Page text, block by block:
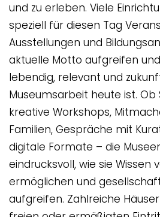
und zu erleben. Viele
speziell für diesen Tag
Ausstellungen und
aktuelle Motto aufgreifen
lebendig, relevant und
Museumsarbeit heute ist.
kreative Workshops,
Familien, Gespräche mit
digitale Formate – die
eindrucksvoll, wie sie Wissen
ermöglichen und
aufgreifen. Zahlreiche